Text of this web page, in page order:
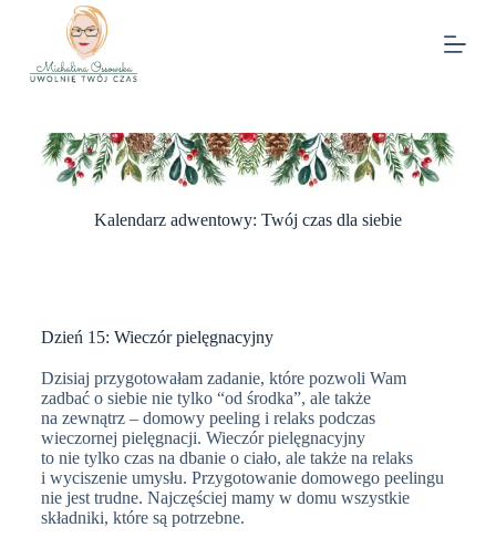
Kalendarz adwentowy: Twój czas dla siebie
Dzień 15: Wieczór pielęgnacyjny
Dzisiaj przygotowałam zadanie, które pozwoli Wam
zadbać o siebie nie tylko “od środka”, ale także
na zewnątrz – domowy peeling i relaks podczas
wieczornej pielęgnacji. Wieczór pielęgnacyjny
to nie tylko czas na dbanie o ciało, ale także na relaks
i wyciszenie umysłu. Przygotowanie domowego peelingu
nie jest trudne. Najczęściej mamy w domu wszystkie
składniki, które są potrzebne.